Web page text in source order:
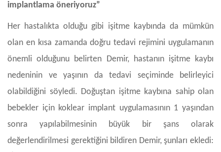
implantlama öneriyoruz”
Her hastalıkta olduğu gibi işitme kaybında da mümkün
olan en kısa zamanda doğru tedavi rejimini uygulamanın
önemli olduğunu belirten Demir, hastanın işitme kaybı
nedeninin ve yaşının da tedavi seçiminde belirleyici
olabildiğini söyledi. Doğuştan işitme kaybına sahip olan
bebekler için koklear implant uygulamasının 1 yaşından
sonra yapılabilmesinin büyük bir şans olarak
değerlendirilmesi gerektiğini bildiren Demir, şunları ekledi: